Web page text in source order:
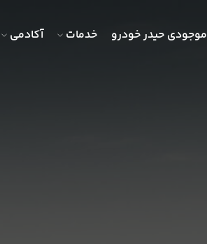
موجودی حیدر خودرو خدمات آکادمی